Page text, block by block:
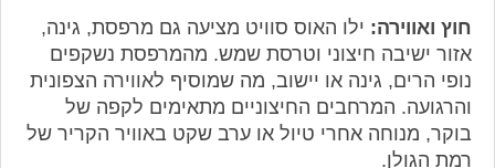
חוץ ואווירה: ילו האוס סוויט מציעה גם מרפסת, גינה,
אזור ישיבה חיצוני וטרסת שמש. מהמרפסת נשקפים
נופי הרים, גינה או יישוב, מה שמוסיף לאווירה הצפונית
והרגועה. המרחבים החיצוניים מתאימים לקפה של
בוקר, מנוחה אחרי טיול או ערב שקט באוויר הקריר של
רמת הגולן.